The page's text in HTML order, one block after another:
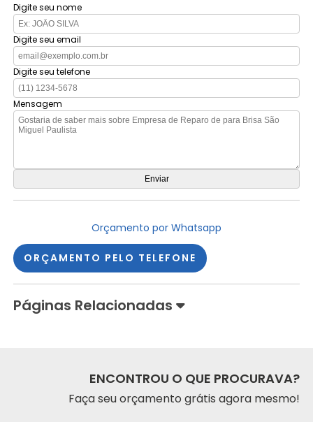
Digite seu nome
Digite seu email
Digite seu telefone
Mensagem
Orçamento por Whatsapp
ORÇAMENTO PELO TELEFONE
Páginas Relacionadas
ENCONTROU O QUE PROCURAVA?
Faça seu orçamento grátis agora mesmo!